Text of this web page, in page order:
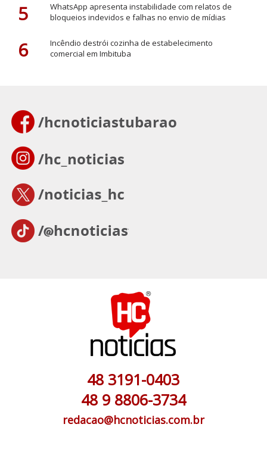
5
WhatsApp apresenta instabilidade com relatos de
bloqueios indevidos e falhas no envio de mídias
6
Incêndio destrói cozinha de estabelecimento
comercial em Imbituba
48 3191-0403
48 9 8806-3734
redacao@hcnoticias.com.br